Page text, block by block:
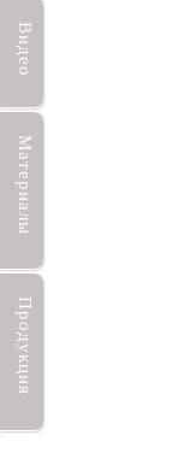
Видео
Материалы
Продукция